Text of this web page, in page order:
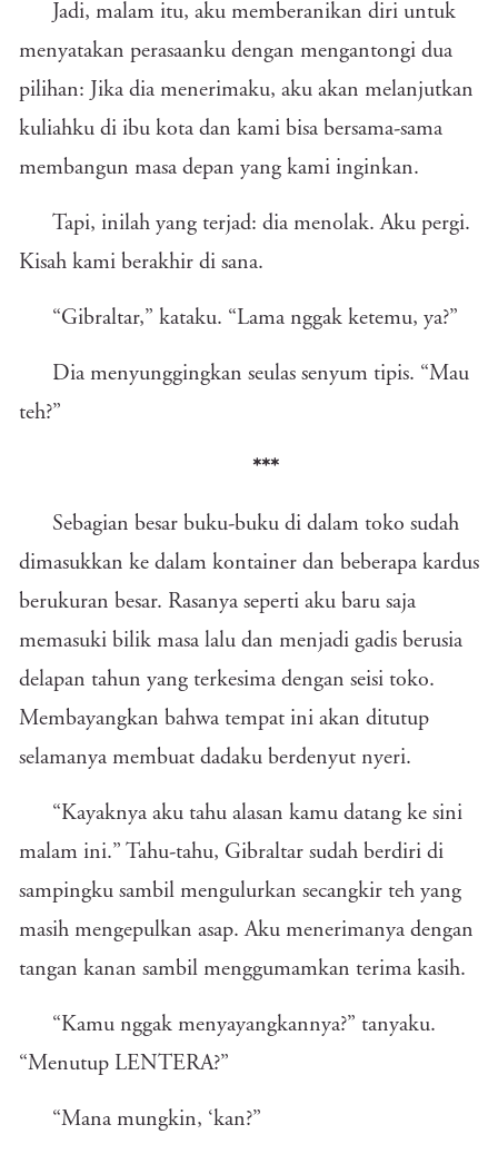
Jadi, malam itu, aku memberanikan diri untuk
menyatakan perasaanku dengan mengantongi dua
pilihan: Jika dia menerimaku, aku akan melanjutkan
kuliahku di ibu kota dan kami bisa bersama-sama
membangun masa depan yang kami inginkan.
Tapi, inilah yang terjad: dia menolak. Aku pergi.
Kisah kami berakhir di sana.
“Gibraltar,” kataku. “Lama nggak ketemu, ya?”
Dia menyunggingkan seulas senyum tipis. “Mau
teh?”
***
Sebagian besar buku-buku di dalam toko sudah
dimasukkan ke dalam kontainer dan beberapa kardus
berukuran besar. Rasanya seperti aku baru saja
memasuki bilik masa lalu dan menjadi gadis berusia
delapan tahun yang terkesima dengan seisi toko.
Membayangkan bahwa tempat ini akan ditutup
selamanya membuat dadaku berdenyut nyeri.
“Kayaknya aku tahu alasan kamu datang ke sini
malam ini.” Tahu-tahu, Gibraltar sudah berdiri di
sampingku sambil mengulurkan secangkir teh yang
masih mengepulkan asap. Aku menerimanya dengan
tangan kanan sambil menggumamkan terima kasih.
“Kamu nggak menyayangkannya?” tanyaku.
“Menutup LENTERA?”
“Mana mungkin, ‘kan?”